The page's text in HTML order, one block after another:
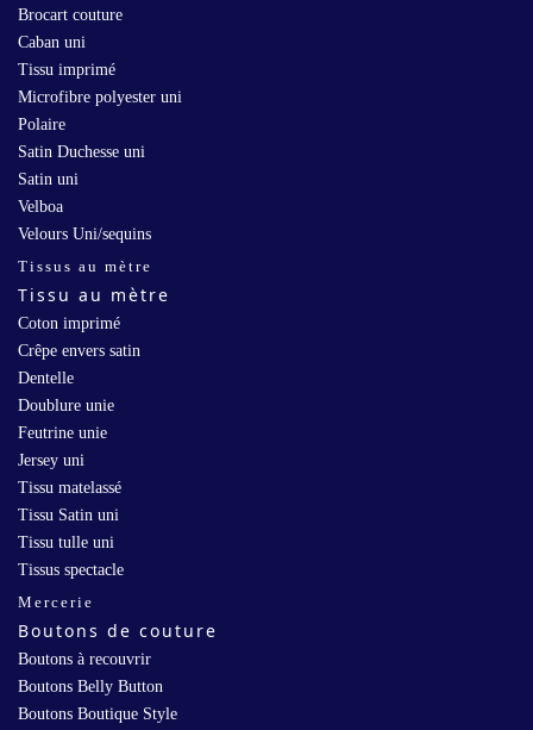
Brocart couture
Caban uni
Tissu imprimé
Microfibre polyester uni
Polaire
Satin Duchesse uni
Satin uni
Velboa
Velours Uni/sequins
Tissus au mètre
Tissu au mètre
Coton imprimé
Crêpe envers satin
Dentelle
Doublure unie
Feutrine unie
Jersey uni
Tissu matelassé
Tissu Satin uni
Tissu tulle uni
Tissus spectacle
Mercerie
Boutons de couture
Boutons à recouvrir
Boutons Belly Button
Boutons Boutique Style